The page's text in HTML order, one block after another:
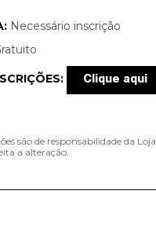
Necessário inscrição
Clique aqui
são de responsabilidade da Loja.
a alteração.